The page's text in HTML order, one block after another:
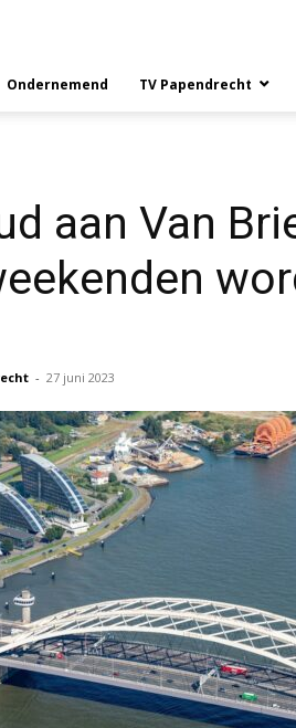
Ondernemend TV Papendrecht
aan Van
- 27 juni 2023